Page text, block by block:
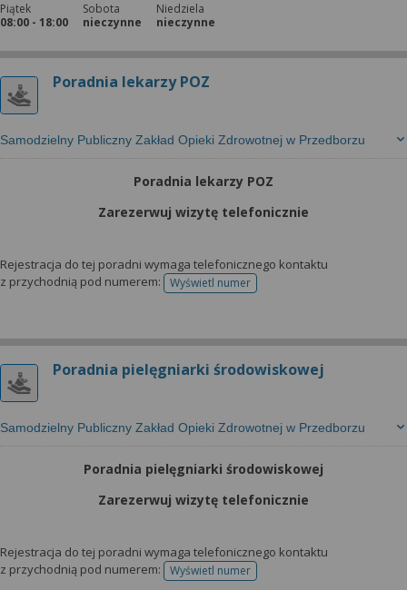
Piątek
08:00 - 18:00
Sobota
nieczynne
Niedziela
nieczynne
Poradnia lekarzy POZ
Samodzielny Publiczny Zakład Opieki Zdrowotnej w Przedborzu
Poradnia lekarzy POZ
Zarezerwuj wizytę telefonicznie
Rejestracja do tej poradni wymaga telefonicznego kontaktu
z przychodnią pod numerem:
Wyświetl numertelefonu do rejestracji
Poradnia pielęgniarki środowiskowej
Samodzielny Publiczny Zakład Opieki Zdrowotnej w Przedborzu
Poradnia pielęgniarki środowiskowej
Zarezerwuj wizytę telefonicznie
Rejestracja do tej poradni wymaga telefonicznego kontaktu
z przychodnią pod numerem:
Wyświetl numertelefonu do rejestracji